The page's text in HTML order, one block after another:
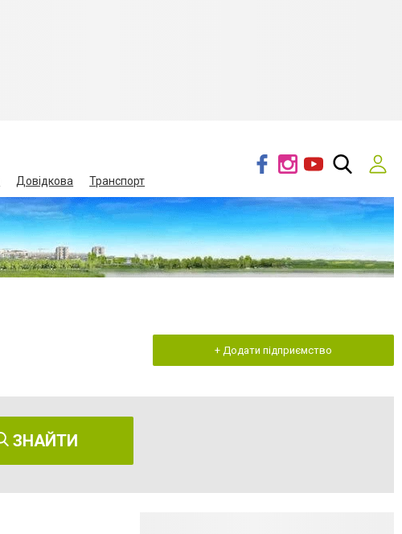
Довідкова Транспорт
+ Додати підприємство
ЗНАЙТИ